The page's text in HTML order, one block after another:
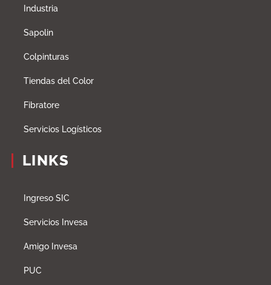
Industria
Sapolin
Colpinturas
Tiendas del Color
Fibratore
Servicios Logísticos
LINKS
Ingreso SIC
Servicios Invesa
Amigo Invesa
PUC